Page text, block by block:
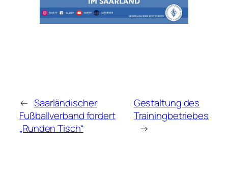
← Saarländischer
Fußballverband fordert
„Runden Tisch“
Gestaltung des
Trainingbetriebes
→